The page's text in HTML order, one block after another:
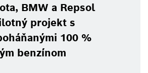
BMW a Repsol
projekt s
100 %
benzínom